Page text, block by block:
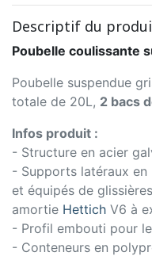
Descriptif du
Poubelle coulissante
Poubelle suspendue
totale de 20L, 2 bacs
Infos produit :
- Structure en acier
- Supports latéraux
et équipés de
amortie Hettich V6 à
- Profil embouti pour
- Conteneurs en